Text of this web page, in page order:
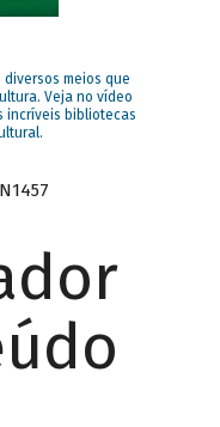
diversos meios que
Veja no vídeo
incríveis bibliotecas